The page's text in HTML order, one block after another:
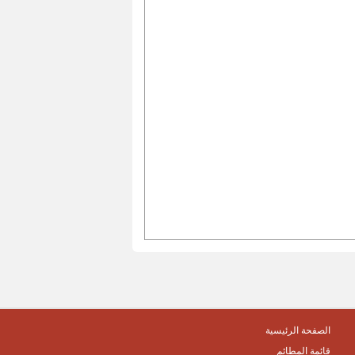
الصفحة الرئيسية
قائمة المطائم